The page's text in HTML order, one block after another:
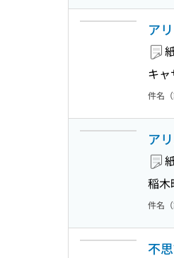
ア
キ
件名（
ア
稲木
件名（
不